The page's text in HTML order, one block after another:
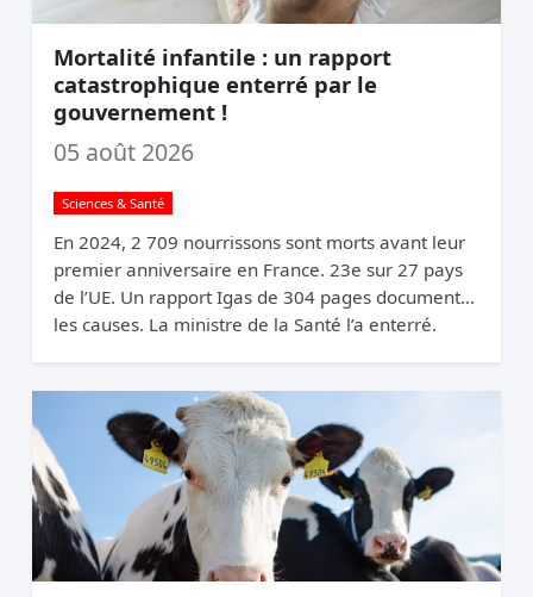
Mortalité infantile : un rapport
catastrophique enterré par le
gouvernement !
05 août 2026
Sciences & Santé
En 2024, 2 709 nourrissons sont morts avant leur
premier anniversaire en France. 23e sur 27 pays
de l’UE. Un rapport Igas de 304 pages documente
les causes. La ministre de la Santé l’a enterré.